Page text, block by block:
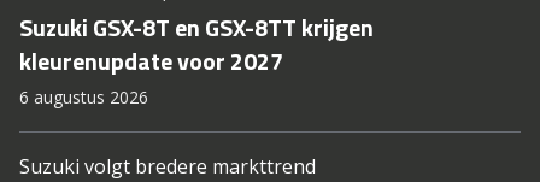
Suzuki GSX-8T en GSX-8TT krijgen
kleurenupdate voor 2027
6 augustus 2026
Suzuki volgt bredere markttrend